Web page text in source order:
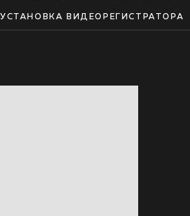
УСТАНОВКА ВИДЕОРЕГИСТРАТОРА